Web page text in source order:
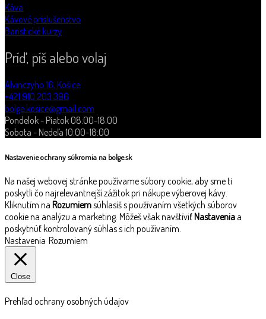
Káva
Kávové príslušenstvo
Baristické kurzy
Príď, píš alebo volaj
Alvinczyho 16, Košice
+421 910 203 396
bolge.kosice@gmail.com
Pondelok - Piatok 08:00-18:00
Sobota - Nedeľa 10:00-18:00
Nastavenie ochrany súkromia na bolge.sk
Na našej webovej stránke používame súbory cookie, aby sme ti
poskytli čo najrelevantnejší zážitok pri nákupe výberovej kávy.
Kliknutím na Rozumiemsúhlasíš s používaním všetkých súborov
cookie na analýzu a marketing. Môžeš však navštíviťNastavenia a
poskytnúť kontrolovaný súhlas s ich používaním.
Nastavenia Rozumiem
Close
Prehľad ochrany osobných údajov